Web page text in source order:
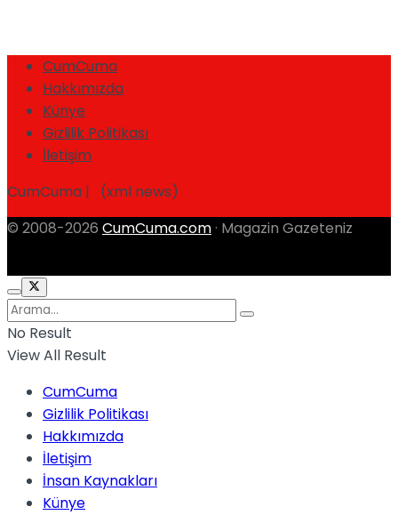
CumCuma
Hakkımızda
Künye
Gizlilik Politikası
İletişim
CumCuma | (xml news)
© 2008-2026 CumCuma.com · Magazin Gazeteniz
No Result
View All Result
CumCuma
Gizlilik Politikası
Hakkımızda
İletişim
İnsan Kaynakları
Künye